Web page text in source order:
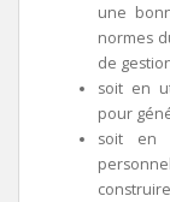
une
normes
de
soit en
pour
soit en